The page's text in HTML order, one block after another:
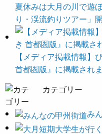
夏休みは大月の川で遊
り・渓流釣りツアー」
【メディア掲載情報】
首都圏版』に掲載され
カテゴリー
み